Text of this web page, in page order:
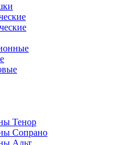
Тенор
Сопрано
Альт